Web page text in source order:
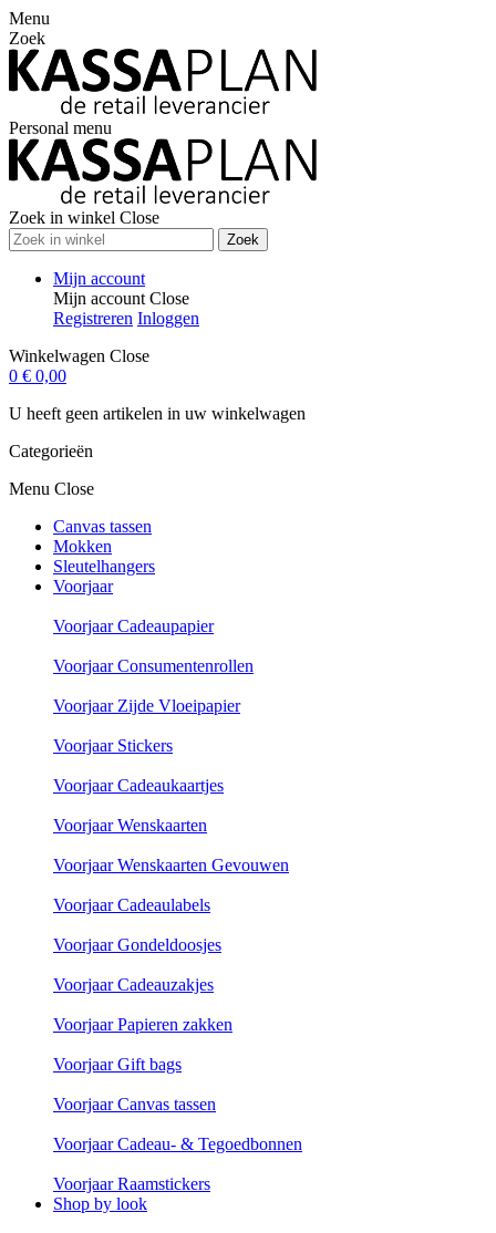
Menu
Zoek
Personal menu
Zoek in winkel Close
Zoek
Mijn account
Mijn account Close
Registreren Inloggen
Winkelwagen Close
0 € 0,00
U heeft geen artikelen in uw winkelwagen
Categorieën
Menu Close
Canvas tassen
Mokken
Sleutelhangers
Voorjaar
Voorjaar Cadeaupapier
Voorjaar Consumentenrollen
Voorjaar Zijde Vloeipapier
Voorjaar Stickers
Voorjaar Cadeaukaartjes
Voorjaar Wenskaarten
Voorjaar Wenskaarten Gevouwen
Voorjaar Cadeaulabels
Voorjaar Gondeldoosjes
Voorjaar Cadeauzakjes
Voorjaar Papieren zakken
Voorjaar Gift bags
Voorjaar Canvas tassen
Voorjaar Cadeau- & Tegoedbonnen
Voorjaar Raamstickers
Shop by look